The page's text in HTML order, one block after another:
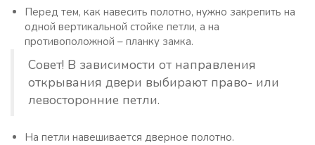
Перед тем, как навесить полотно, нужно закрепить на
одной вертикальной стойке петли, а на
противоположной – планку замка.
Совет! В зависимости от направления
открывания двери выбирают право- или
левосторонние петли.
На петли навешивается дверное полотно.